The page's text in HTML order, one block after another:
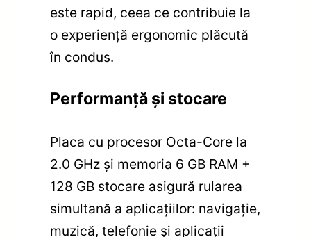
este rapid, ceea ce contribuie la
o experiență ergonomic plăcută
în condus.
Performanță și stocare
Placa cu procesor Octa-Core la
2.0 GHz și memoria 6 GB RAM +
128 GB stocare asigură rularea
simultană a aplicațiilor: navigație,
muzică, telefonie și aplicații